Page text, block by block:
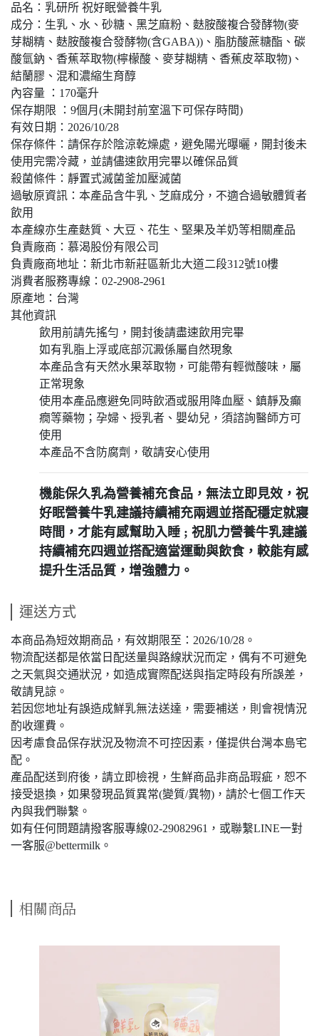
品名：乳研所 祝好眠營養牛乳
成分：生乳、水、砂糖、黑芝麻粉、麩胺酸複合發酵物(麥
芽糊精、麩胺酸複合發酵物(含GABA))、脂肪酸蔗糖酯、碳
酸氫鈉、香蕉萃取物(檸檬酸、麥芽糊精、香蕉皮萃取物)、
結蘭膠、混和濃縮生育醇
內容量 ：170毫升
保存期限 ：9個月(未開封前室溫下可保存時間)
有效日期：2026/10/28
保存條件：請保存於陰涼乾燥處，避免陽光曝曬，開封後未
使用完需冷藏，並請儘速飲用完畢以確保品質
殺菌條件：靜置式滅菌釜加壓滅菌
過敏原資訊：本產品含牛乳、芝麻成分，不適合過敏體質者
飲用
本產線亦生產麩質、大豆、花生、堅果及羊奶等相關產品
負責廠商：慕渴股份有限公司
負責廠商地址：新北市新莊區新北大道二段312號10樓
消費者服務專線：02-2908-2961
原產地：台灣
其他資訊
飲用前請先搖勻，開封後請盡速飲用完畢
如有乳脂上浮或底部沉澱係屬自然現象
本產品含有天然水果萃取物，可能帶有輕微酸味，屬
正常現象
使用本產品應避免同時飲酒或服用降血壓、鎮靜及癲
癇等藥物；孕婦、授乳者、嬰幼兒，須諮詢醫師方可
使用
本產品不含防腐劑，敬請安心使用
機能保久乳為營養補充食品，無法立即見效，祝
好眠營養牛乳建議持續補充兩週並搭配穩定就寢
時間，才能有感幫助入睡 ; 祝肌力營養牛乳建議
持續補充四週並搭配適當運動與飲食，較能有感
提升生活品質，增強體力。
運送方式
本商品為短效期商品，有效期限至：2026/10/28。
物流配送都是依當日配送量與路線狀況而定，偶有不可避免
之天氣與交通狀況，如造成實際配送與指定時段有所誤差，
敬請見諒。
若因您地址有誤造成鮮乳無法送達，需要補送，則會視情況
酌收運費。
因考慮食品保存狀況及物流不可控因素，僅提供台灣本島宅
配。
產品配送到府後，請立即檢視，生鮮商品非商品瑕疵，恕不
接受退換，如果發現品質異常(變質/異物)，請於七個工作天
內與我們聯繫。
如有任何問題請撥客服專線02-29082961，或聯繫LINE一對
一客服@bettermilk。
相關商品